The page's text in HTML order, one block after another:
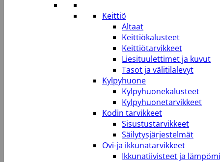
Keittiö
Altaat
Keittiökalusteet
Keittiötarvikkeet
Liesituulettimet ja kuvut
Tasot ja välitilalevyt
Kylpyhuone
Kylpyhuonekalusteet
Kylpyhuonetarvikkeet
Kodin tarvikkeet
Sisustustarvikkeet
Säilytysjärjestelmät
Ovi-ja ikkunatarvikkeet
Ikkunatiivisteet ja